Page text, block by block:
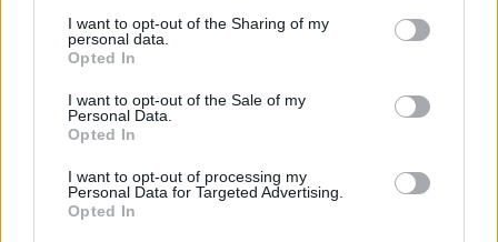
I want to opt-out of the Sharing of my
personal data.
Opted In
I want to opt-out of the Sale of my
Personal Data.
Opted In
I want to opt-out of processing my
Personal Data for Targeted Advertising.
Opted In
PNȚCD (Pavelescu)
PNCR (Terheș)
FAR (Coarnă)
România pe Primul Loc (Ponta)
Altul